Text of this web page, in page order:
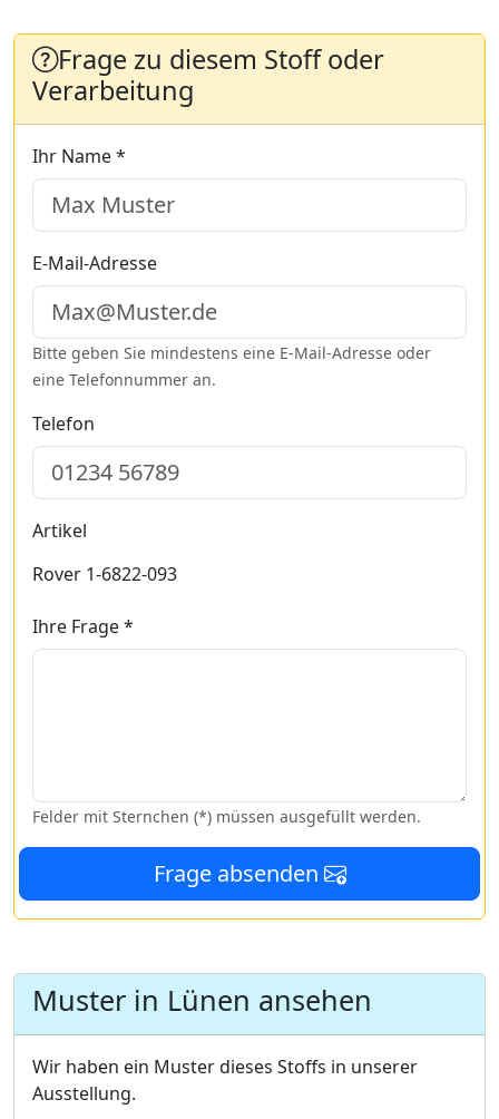
Frage zu diesem Stoff oder
Verarbeitung
Ihr Name *
E-Mail-Adresse
Bitte geben Sie mindestens eine E-Mail-Adresse oder
eine Telefonnummer an.
Telefon
Artikel
Rover 1-6822-093
Ihre Frage *
Felder mit Sternchen (*) müssen ausgefüllt werden.
Frage absenden
Muster in Lünen ansehen
Wir haben ein Muster dieses Stoffs in unserer
Ausstellung.